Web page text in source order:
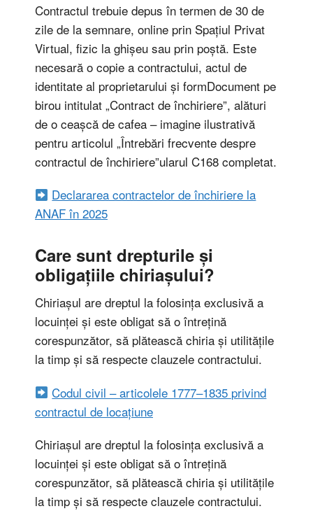
Contractul trebuie depus în termen de 30 de
zile de la semnare, online prin Spațiul Privat
Virtual, fizic la ghișeu sau prin poștă. Este
necesară o copie a contractului, actul de
identitate al proprietarului și formDocument pe
birou intitulat „Contract de închiriere”, alături
de o ceașcă de cafea – imagine ilustrativă
pentru articolul „Întrebări frecvente despre
contractul de închiriere”ularul C168 completat.
Declararea contractelor de închiriere la
ANAF în 2025
Care sunt drepturile și
obligațiile chiriașului?
Chiriașul are dreptul la folosința exclusivă a
locuinței și este obligat să o întrețină
corespunzător, să plătească chiria și utilitățile
la timp și să respecte clauzele contractului.
Codul civil – articolele 1777–1835 privind
contractul de locațiune
Chiriașul are dreptul la folosința exclusivă a
locuinței și este obligat să o întrețină
corespunzător, să plătească chiria și utilitățile
la timp și să respecte clauzele contractului.